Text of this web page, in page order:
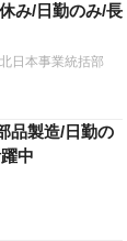
み/日勤のみ/長
日本事業統括部
品製造/日勤の
中